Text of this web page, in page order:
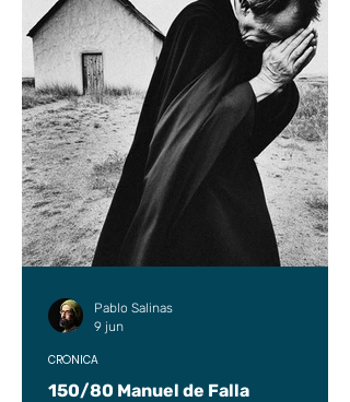
150/80 Manuel de Falla
CRÓNICA
Pablo Salinas
9 jun